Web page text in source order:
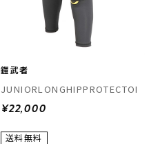
鎧武者
¥22,000